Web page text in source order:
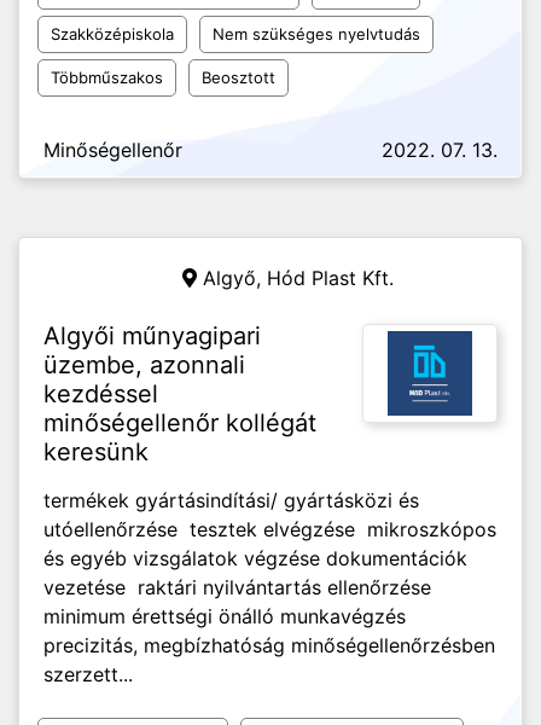
Szakközépiskola Nem szükséges nyelvtudás
Többműszakos Beosztott
Minőségellenőr 2022. 07. 13.
Algyő, Hód Plast Kft.
Algyői műnyagipari
üzembe, azonnali
kezdéssel
minőségellenőr kollégát
keresünk
termékek gyártásindítási/ gyártásközi és
utóellenőrzése tesztek elvégzése mikroszkópos
és egyéb vizsgálatok végzése dokumentációk
vezetése raktári nyilvántartás ellenőrzése
minimum érettségi önálló munkavégzés
precizitás, megbízhatóság minőségellenőrzésben
szerzett...